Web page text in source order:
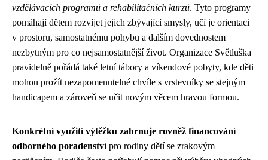
vzdělávacích programů a rehabilitačních kurzů. Tyto programy
pomáhají dětem rozvíjet jejich zbývající smysly, učí je orientaci
v prostoru, samostatnému pohybu a dalším dovednostem
nezbytným pro co nejsamostatnější život. Organizace Světluška
pravidelně pořádá také letní tábory a víkendové pobyty, kde děti
mohou prožít nezapomenutelné chvíle s vrstevníky se stejným
handicapem a zároveň se učit novým věcem hravou formou.
Konkrétní využití výtěžku zahrnuje rovněž financování
odborného poradenstvípro rodiny dětí se zrakovým